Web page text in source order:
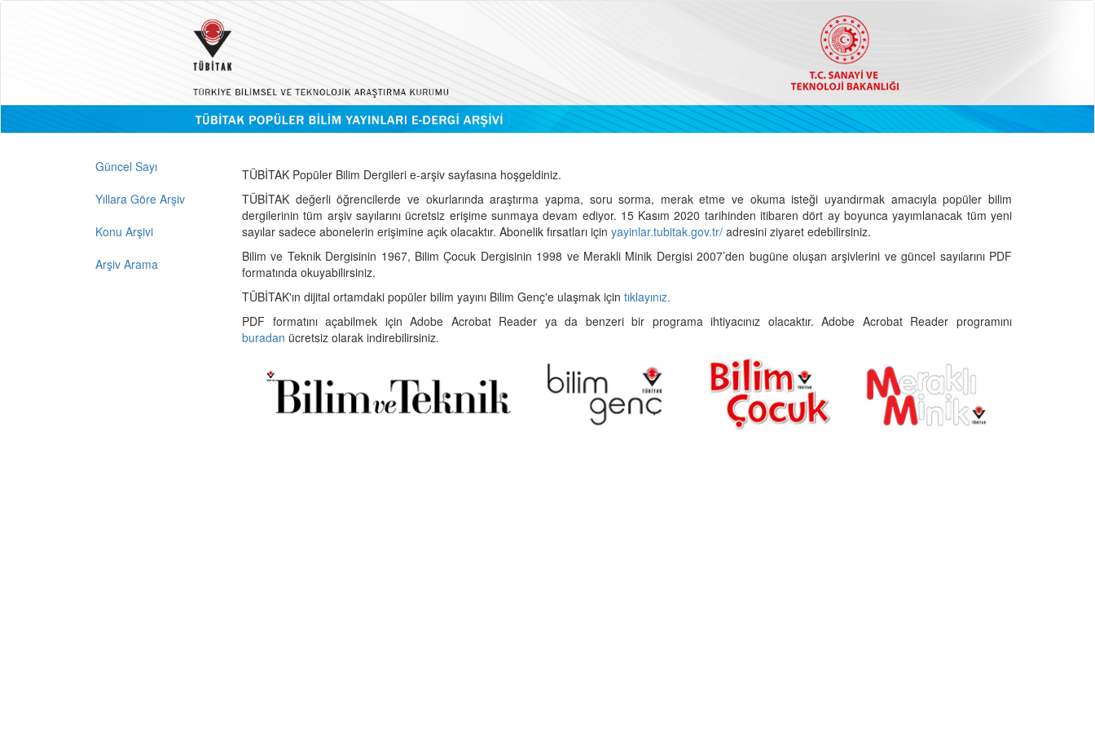
Güncel Sayı
Yıllara Göre Arşiv
Konu Arşivi
Arşiv Arama
TÜBİTAK Popüler Bilim Dergileri e-arşiv sayfasına hoşgeldiniz.
TÜBİTAK değerli öğrencilerde ve okurlarında araştırma yapma, soru sorma, merak etme ve okuma isteği uyandırmak amacıyla popüler bilim
dergilerinin tüm arşiv sayılarını ücretsiz erişime sunmaya devam ediyor. 15 Kasım 2020 tarihinden itibaren dört ay boyunca yayımlanacak tüm yeni
sayılar sadece abonelerin erişimine açık olacaktır. Abonelik fırsatları için yayinlar.tubitak.gov.tr/ adresini ziyaret edebilirsiniz.
Bilim ve Teknik Dergisinin 1967, Bilim Çocuk Dergisinin 1998 ve Merakli Minik Dergisi 2007’den bugüne oluşan arşivlerini ve güncel sayılarını PDF
formatında okuyabilirsiniz.
TÜBİTAK'ın dijital ortamdaki popüler bilim yayını Bilim Genç'e ulaşmak için tıklayınız.
PDF formatını açabilmek için Adobe Acrobat Reader ya da benzeri bir programa ihtiyacınız olacaktır. Adobe Acrobat Reader programını
buradan ücretsiz olarak indirebilirsiniz.